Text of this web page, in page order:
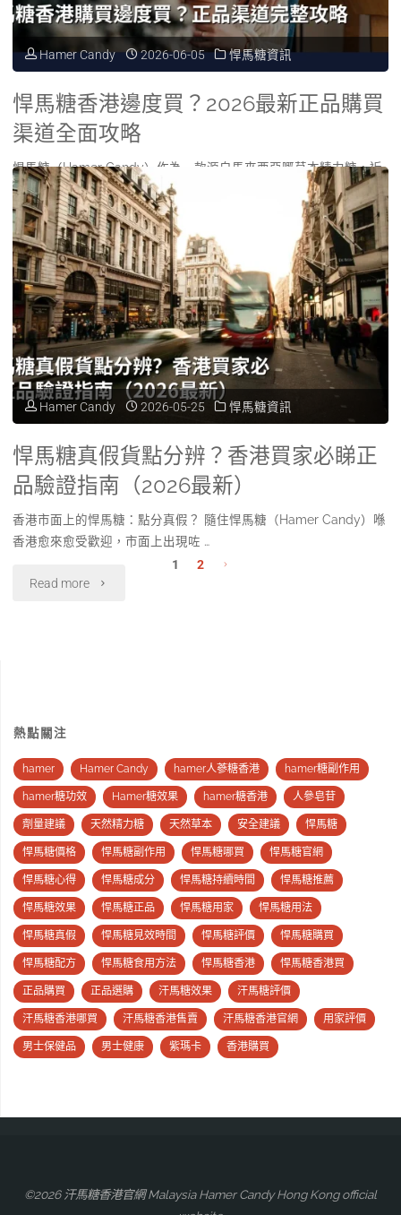
買
指
Hamer
Candy
最
可
靠？"
購
安
全
指
南：
香
港
買
正
品
Hamer
Candy
嘅
注
意
Hamer Candy 2026-06-05 悍馬糖資訊
悍馬糖香港邊度買？2026最新正品購買
渠道全面攻略
悍馬糖（Hamer Candy）作為一款源自馬來西亞嘅草本精力糖，近
年喺香港引起唔少討論。唔少人上網 …
Read more"悍
馬
糖
香
港
邊
度
買？
2026
最
新
渠
道
全
面
攻
略"
Hamer Candy 2026-05-25 悍馬糖資訊
悍馬糖真假貨點分辨？香港買家必睇正
品驗證指南（2026最新）
香港市面上的悍馬糖：點分真假？ 隨住悍馬糖（Hamer Candy）喺
香港愈來愈受歡迎，市面上出現咗 …
Read more "悍
貨
點
分
辨？
香
港
買
家
必
正
驗
1 2
熱點關注
hamer Hamer Candy hamer人蔘糖香港 hamer糖副作用
hamer糖功效 Hamer糖效果 hamer糖香港 人參皂苷
劑量建議 天然精力糖 天然草本 安全建議 悍馬糖
悍馬糖價格 悍馬糖副作用 悍馬糖哪買 悍馬糖官網
悍馬糖心得 悍馬糖成分 悍馬糖持續時間 悍馬糖推薦
悍馬糖效果 悍馬糖正品 悍馬糖用家 悍馬糖用法
悍馬糖真假 悍馬糖見效時間 悍馬糖評價 悍馬糖購買
悍馬糖配方 悍馬糖食用方法 悍馬糖香港 悍馬糖香港買
正品購買 正品選購 汗馬糖效果 汗馬糖評價
汗馬糖香港哪買 汗馬糖香港售賣 汗馬糖香港官網 用家評價
男士保健品 男士健康 紫瑪卡 香港購買
©2026 汗馬糖香港官網 Malaysia Hamer Candy Hong Kong official